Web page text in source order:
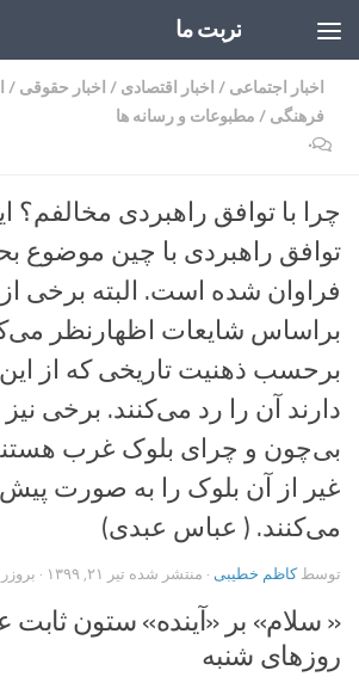
تربت ما
اخبار اجتماعی / اخبار اقتصادی / اخبار حقوقی /
فرهنگی / مطبوعات و رسانه ها
۰
چرا با توافق راهبردی مخالفم؟
توافق راهبردی با چین موضوع
فراوان شده است. البته برخی
براساس شایعات اظهارنظر
برحسب ذهنیت تاریخی که از این
دارند آن را رد می‌کنند. برخی
بی‌چون و چرای بلوک غرب
غیر از آن بلوک را به صورت
می‌کنند. ( عباس عبدی)
توسطکاظم خطیبی · منتشر شده تیر ۲۱, ۱۳۹۹ ·
« سلام» بر «آینده» ستون
روزهای شنبه